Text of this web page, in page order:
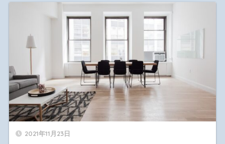
2021年11月23日